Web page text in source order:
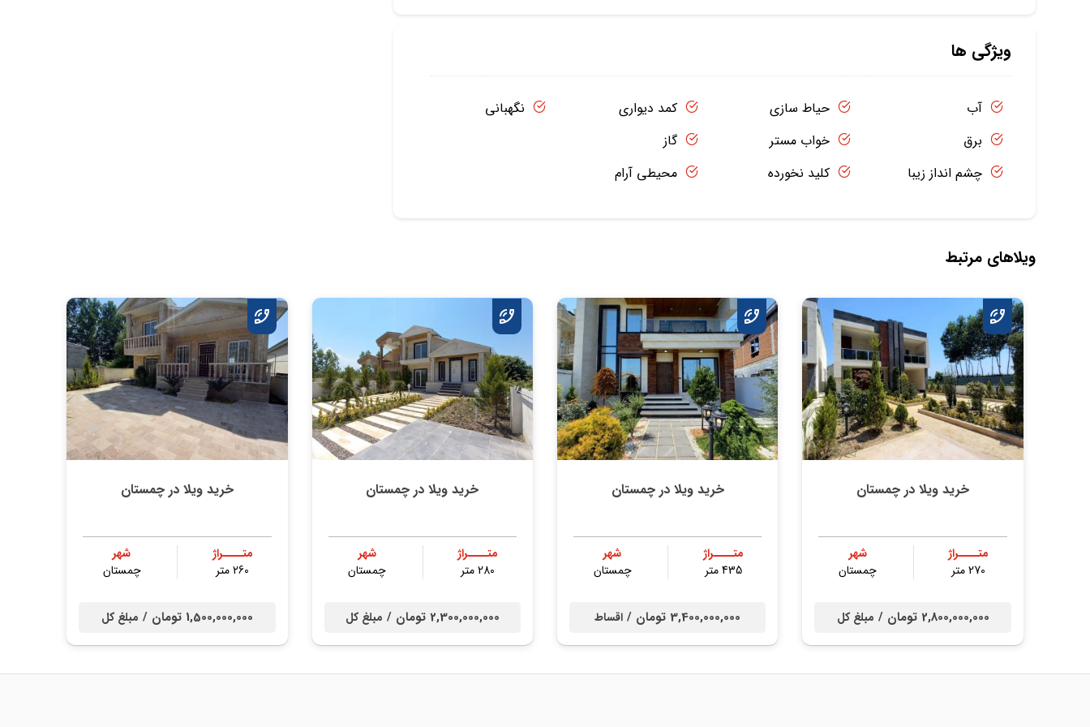
ویژگی ها
آب
برق
چشم انداز زیبا
حیاط سازی
خواب مستر
کلید نخورده
کمد دیواری
گاز
محیطی آرام
نگهبانی
ویلاهای مرتبط
خرید ویلا در چمستان
متــــراژ
270 متر
شهر
چمستان
2,800,000,000 تومان / مبلغ کل
خرید ویلا در چمستان
متــــراژ
435 متر
شهر
چمستان
3,400,000,000 تومان / اقساط
خرید ویلا در چمستان
متــــراژ
280 متر
شهر
چمستان
2,300,000,000 تومان / مبلغ کل
خرید ویلا در چمستان
متــــراژ
260 متر
شهر
چمستان
1,500,000,000 تومان / مبلغ کل